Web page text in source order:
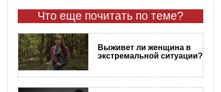
Что еще почитать по теме?
Выживет ли женщина в
экстремальной ситуации?